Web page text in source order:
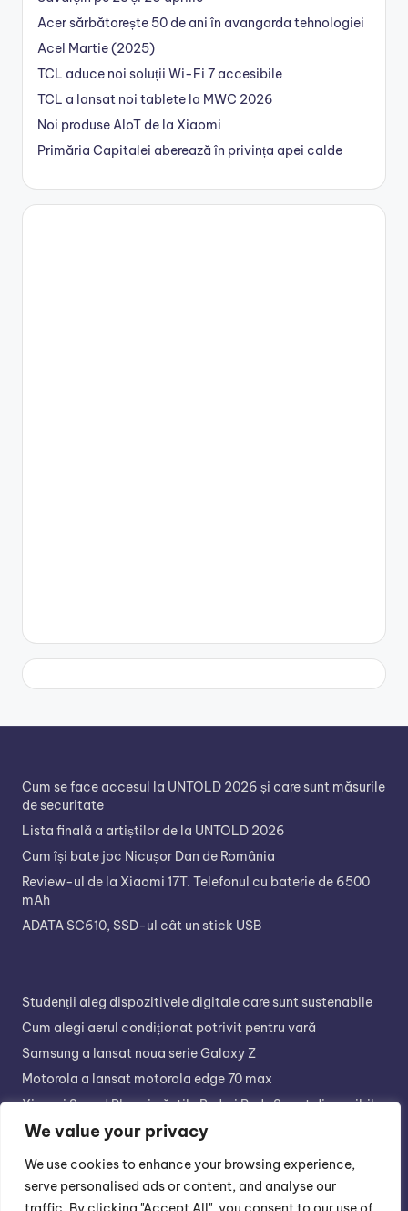
We value your privacy
We use cookies to enhance your browsing experience,
serve personalised ads or content, and analyse our
Acer sărbătorește 50 de ani în avangarda tehnologiei
Acel Martie (2025)
TCL aduce noi soluții Wi-Fi 7 accesibile
TCL a lansat noi tablete la MWC 2026
Noi produse AIoT de la Xiaomi
Primăria Capitalei aberează în privința apei calde
Cum se face accesul la UNTOLD 2026 și care sunt măsurile
de securitate
Lista finală a artiștilor de la UNTOLD 2026
Cum își bate joc Nicușor Dan de România
Review-ul de la Xiaomi 17T. Telefonul cu baterie de 6500
mAh
ADATA SC610, SSD-ul cât un stick USB
Studenții aleg dispozitivele digitale care sunt sustenabile
Cum alegi aerul condiționat potrivit pentru vară
Samsung a lansat noua serie Galaxy Z
Motorola a lansat motorola edge 70 max
Xiaomi Sound Play și căștile Redmi Buds 8 sunt disponibile
în retail